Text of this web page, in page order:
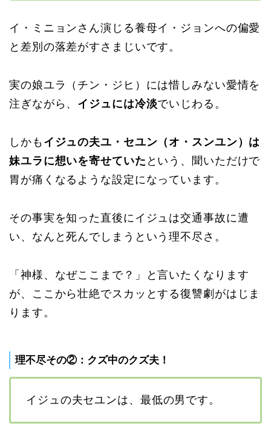
イ・ミニョンさん演じる養母イ・ジョンへの偏愛
と差別の落差がすさまじいです。
実の娘ユラ（チン・ジヒ）には惜しみない愛情を
注ぎながら、 イジュには冷淡でいじわる。
しかも イジュの夫ユ・セユン（オ・スンユン）は
妹ユラに想いを寄せていた という、聞いただけで
胃が痛くなるような設定になっています。
その事実を知った直後にイジュは交通事故に遭
い、なんと死んでしまうという理不尽さ。
「神様、なぜここまで？」と言いたくなります
が、ここから壮絶でスカッとする復讐劇がはじま
ります。
理不尽その②：クズ中のクズ夫！
イジュの夫セユンは、最低の男です。